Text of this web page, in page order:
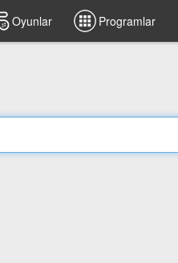
Oyunlar Programlar